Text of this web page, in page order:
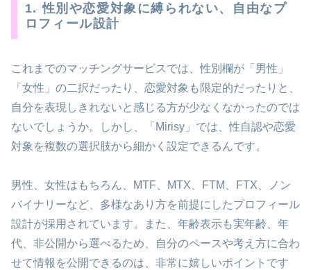
1. 性別や恋愛対象に縛られない、自由なプ
ロフィール設計
これまでのマッチングサービスでは、性別欄が「男性」
「女性」の二択だったり、恋愛対象も限定的だったりと、
自分を表現しきれないと感じる方が少なくなかったのでは
ないでしょうか。しかし、「Mirisy」では、性自認や恋愛
対象を複数の選択肢から細かく設定できるんです。
男性、女性はもちろん、MTF、MTX、FTM、FTX、ノン
バイナリーなど、多様なあり方を前提にしたプロフィール
設計が採用されています。また、年齢表示も実年齢、年
代、非公開から選べるため、自分のペースや考え方に合わ
せて情報を公開できるのは、非常に嬉しいポイントです